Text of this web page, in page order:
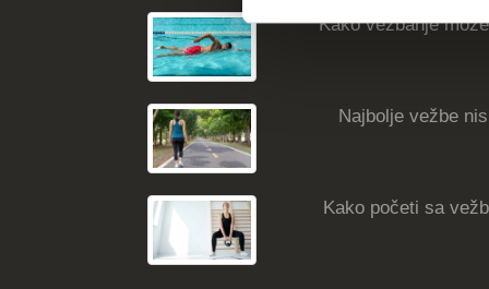
Kako vežbanje
Najbolje vežbe
Kako početi sa